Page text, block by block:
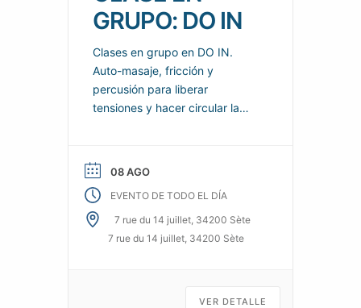
GRUPO: DO IN
Clases en grupo en DO IN.
Auto-masaje, fricción y
percusión para liberar
tensiones y hacer circular la
sensaciones reales de
bienestar para el cuerpo y la
mente.
08 AGO
EVENTO DE TODO EL DÍA
7 rue du 14 juillet, 34200 Sète
7 rue du 14 juillet, 34200 Sète
VER DETALLE